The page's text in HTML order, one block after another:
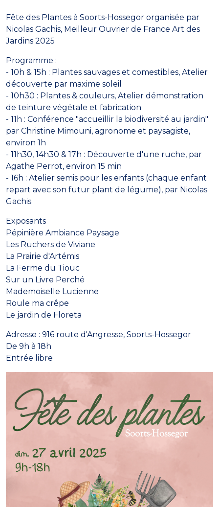
Fête des Plantes à Soorts-Hossegor organisée par
Nicolas Gachis, Meilleur Ouvrier de France Art des
Jardins 2025
Programme :
- 10h & 15h : Plantes sauvages et comestibles, Atelier
découverte par maxime soleil
- 10h30 : Plantes & couleurs, Atelier démonstration
de teinture végétale et fabrication
- 11h : Conférence "accueillir la biodiversité au jardin"
par Christine Mimouni, agronome et paysagiste,
environ 1h
- 11h30, 14h30 & 17h : Découverte d'une ruche, par
Agathe Perrot, environ 15 min
- 16h : Atelier semis pour les enfants (chaque enfant
repart avec son futur plant de légume), par Nicolas
Gachis
Exposants
Pépinière Ambiance Paysage
Les Ruchers de Viviane
La Prairie d'Artémis
La Ferme du Tiouc
Sur un Livre Perché
Mademoiselle Lucienne
Roule ma crêpe
Le jardin de Floreta
Adresse : 916 route d'Angresse, Soorts-Hossegor
De 9h à 18h
Entrée libre